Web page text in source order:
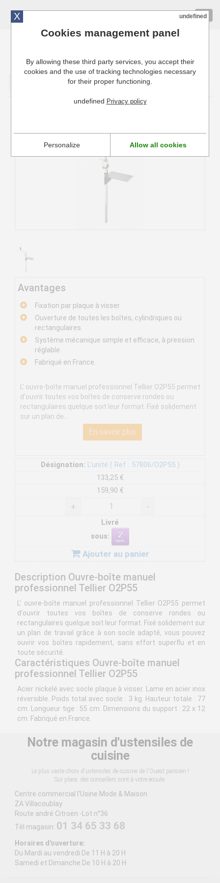
Cuisinresto: Ustensiles de cuisine pour professionnels
Avantages
Fixation par plaque à visser.
Ouverture de toutes les boîtes, cylindriques ou
rectangulaires.
Système mécanique simple et efficace, à pression
réglable.
Fabriqué en France.
L' ouvre-boîte manuel professionnel Tellier O2P55 permet
d'ouvrir toutes vos boîtes de conserve rondes ou
rectangulaires quelque soit leur format. Fixé solidement
sur un plan de...
En savoir plus
Désignation: L'unité ( Ref : 57806/O2P55 )
133,25 €
159,90 €
+ -
Livré
sous:
Ajouter au panier
Description Ouvre-boîte manuel
professionnel Tellier O2P55
L' ouvre-boîte manuel professionnel Tellier O2P55 permet
d'ouvrir toutes vos boîtes de conserve rondes ou
rectangulaires quelque soit leur format. Fixé solidement sur
un plan de travail grâce à son socle adapté, vous pouvez
ouvrir vos boîtes rapidement, sans effort superflu et en
toute sécurité.
Caractéristiques Ouvre-boîte manuel
professionnel Tellier O2P55
Acier nickelé avec socle plaque à visser. Lame en acier inox
réversible. Poids total avec socle : 3 kg. Hauteur totale : 77
cm. Longueur tige : 55 cm. Dimensions du support : 22 x 12
cm. Fabriqué en France.
Notre magasin d'ustensiles de
cuisine
Le plus vaste choix d'ustensiles de cuisine de l'Ouest parisien !
Sur place, des conseillers sont à votre écoute.
Centre commercial l'Usine Mode & Maison
ZA Villacoublay
Route andré Citroën -Lot n°36
Tél magasin: 01 34 65 33 68
Horaires d'ouverture:
Du Mardi au vendredi De 11 H à 20 H
Samedi et Dimanche De 10 H à 20 H
X undefined
Cookies management panel
By allowing these third party services, you accept their
cookies and the use of tracking technologies necessary
for their proper functioning.
undefined Privacy policy
Personalize Allow all cookies